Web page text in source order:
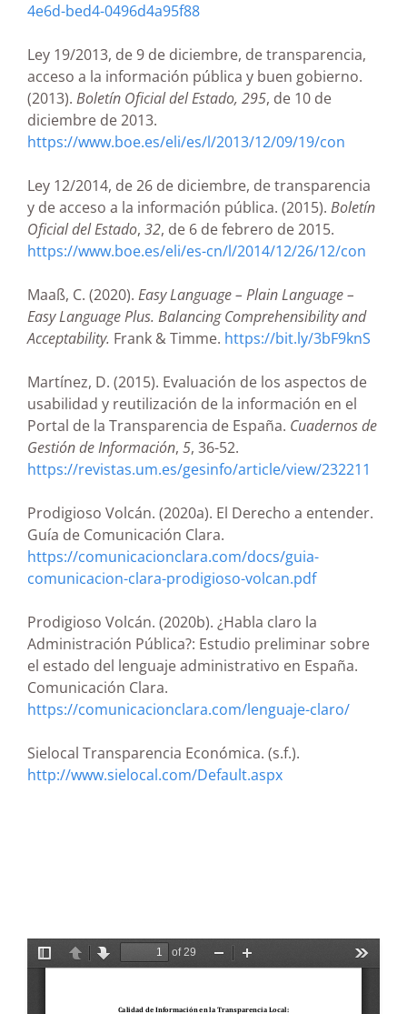
4e6d-bed4-0496d4a95f88
Ley 19/2013, de 9 de diciembre, de transparencia,
acceso a la información pública y buen gobierno.
(2013). Boletín Oficial del Estado, 295, de 10 de
diciembre de 2013.
https://www.boe.es/eli/es/l/2013/12/09/19/con
Ley 12/2014, de 26 de diciembre, de transparencia
y de acceso a la información pública. (2015). Boletín
Oficial del Estado, 32, de 6 de febrero de 2015.
https://www.boe.es/eli/es-cn/l/2014/12/26/12/con
Maaß, C. (2020). Easy Language – Plain Language –
Easy Language Plus. Balancing Comprehensibility and
Acceptability. Frank & Timme. https://bit.ly/3bF9knS
Martínez, D. (2015). Evaluación de los aspectos de
usabilidad y reutilización de la información en el
Portal de la Transparencia de España. Cuadernos de
Gestión de Información, 5, 36-52.
https://revistas.um.es/gesinfo/article/view/232211
Prodigioso Volcán. (2020a). El Derecho a entender.
Guía de Comunicación Clara.
https://comunicacionclara.com/docs/guia-
comunicacion-clara-prodigioso-volcan.pdf
Prodigioso Volcán. (2020b). ¿Habla claro la
Administración Pública?: Estudio preliminar sobre
el estado del lenguaje administrativo en España.
Comunicación Clara.
https://comunicacionclara.com/lenguaje-claro/
Sielocal Transparencia Económica. (s.f.).
http://www.sielocal.com/Default.aspx